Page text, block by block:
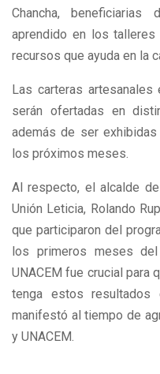
Chancha, beneficiarias
aprendido en los
recursos que ayuda en la
Las carteras
serán ofertadas en
además de ser
los próximos meses.
Al respecto, el alcalde
Unión Leticia, Rolando
que participaron del
los primeros meses
UNACEM fue crucial para
tenga estos resultados
manifestó al tiempo de
y UNACEM.